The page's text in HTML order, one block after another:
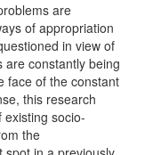
are
of appropriation
in view of
are constantly being
face of the constant
this research
socio-
the